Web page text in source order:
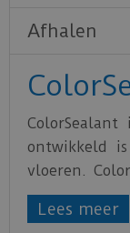
Afhalen
ontwikkeld
vloeren.
van naden
plinten.
Lees meer